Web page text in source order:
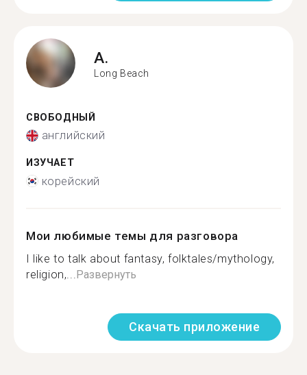
A.
Long Beach
СВОБОДНЫЙ
английский
ИЗУЧАЕТ
корейский
Мои любимые темы для разговора
I like to talk about fantasy, folktales/mythology,
religion,... Развернуть
Скачать приложение